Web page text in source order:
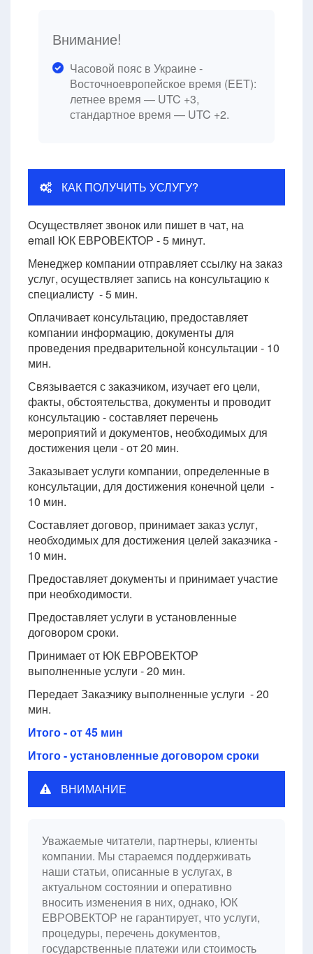
Внимание!
Часовой пояс в Украине -
Восточноевропейское время (EET):
летнее время — UTC +3,
стандартное время — UTC +2.
КАК ПОЛУЧИТЬ УСЛУГУ?
Осуществляет звонок или пишет в чат, на
email ЮК ЕВРОВЕКТОР - 5 минут.
Менеджер компании отправляет ссылку на заказ
услуг, осуществляет запись на консультацию к
специалисту - 5 мин.
Оплачивает консультацию, предоставляет
компании информацию, документы для
проведения предварительной консультации - 10
мин.
Связывается с заказчиком, изучает его цели,
факты, обстоятельства, документы и проводит
консультацию - составляет перечень
мероприятий и документов, необходимых для
достижения цели - от 20 мин.
Заказывает услуги компании, определенные в
консультации, для достижения конечной цели -
10 мин.
Составляет договор, принимает заказ услуг,
необходимых для достижения целей заказчика -
10 мин.
Предоставляет документы и принимает участие
при необходимости.
Предоставляет услуги в установленные
договором сроки.
Принимает от ЮК ЕВРОВЕКТОР
выполненные услуги - 20 мин.
Передает Заказчику выполненные услуги - 20
мин.
Итого - от 45 мин
Итого - установленные договором сроки
ВНИМАНИЕ
Уважаемые читатели, партнеры, клиенты
компании. Мы стараемся поддерживать
наши статьи, описанные в услугах, в
актуальном состоянии и оперативно
вносить изменения в них, однако, ЮК
ЕВРОВЕКТОР не гарантирует, что услуги,
процедуры, перечень документов,
государственные платежи или стоимость